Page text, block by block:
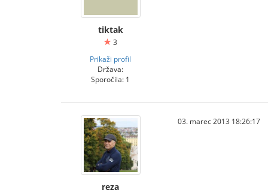
tiktak
3
Prikaži profil
Država:
Sporočila: 1
reza
03. marec 2013 18:26:17